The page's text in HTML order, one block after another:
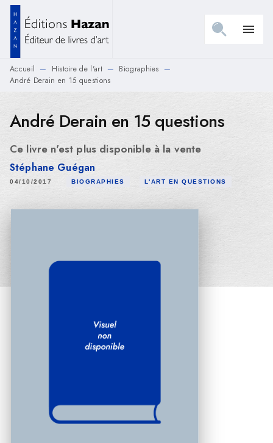
MENU RECHERCHE
PIED DE PAGE
menu
Accueil — Histoire de l'art — Biographies —
André Derain en 15 questions
André Derain en 15 questions
Ce livre n'est plus disponible à la vente
Stéphane Guégan
04/10/2017 BIOGRAPHIES L'ART EN QUESTIONS